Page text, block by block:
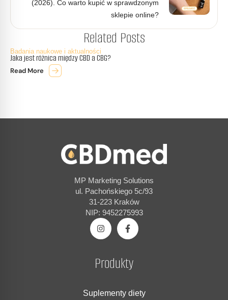
(2026). Co warto kupić w sprawdzonym
sklepie online?​
Related Posts
Badania naukowe i aktualności
Jaka jest różnica między CBD a CBG?
Read More
MP Marketing Solutions
ul. Pachońskiego 5c/93
31-223 Kraków
NIP: 9452275993
Produkty
Suplementy diety